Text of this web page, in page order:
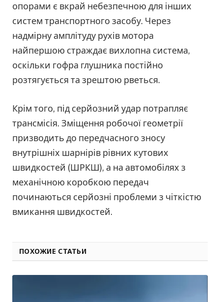
опорами є вкрай небезпечною для інших
систем транспортного засобу. Через
надмірну амплітуду рухів мотора
найпершою страждає вихлопна система,
оскільки гофра глушника постійно
розтягується та зрештою рветься.
Крім того, під серйозний удар потрапляє
трансмісія. Зміщення робочої геометрії
призводить до передчасного зносу
внутрішніх шарнірів рівних кутових
швидкостей (ШРКШ), а на автомобілях з
механічною коробкою передач
починаються серйозні проблеми з чіткістю
вмикання швидкостей.
ПОХОЖИЕ СТАТЬИ